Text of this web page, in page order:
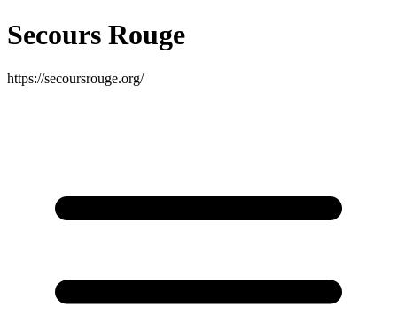
Secours Rouge
https://secoursrouge.org/